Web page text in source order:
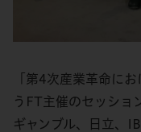
「第4次産業革命に
うFT主催のセッショ
ギャンブル、日立、